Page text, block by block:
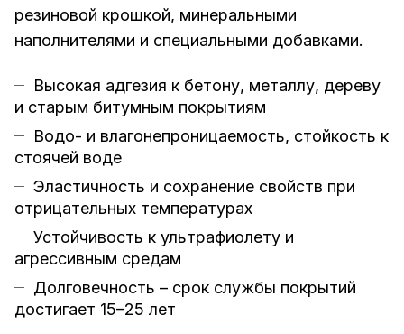
резиновой крошкой, минеральными
наполнителями и специальными добавками.
Высокая адгезия к бетону, металлу, дереву
и старым битумным покрытиям
Водо- и влагонепроницаемость, стойкость к
стоячей воде
Эластичность и сохранение свойств при
отрицательных температурах
Устойчивость к ультрафиолету и
агрессивным средам
Долговечность – срок службы покрытий
достигает 15–25 лет